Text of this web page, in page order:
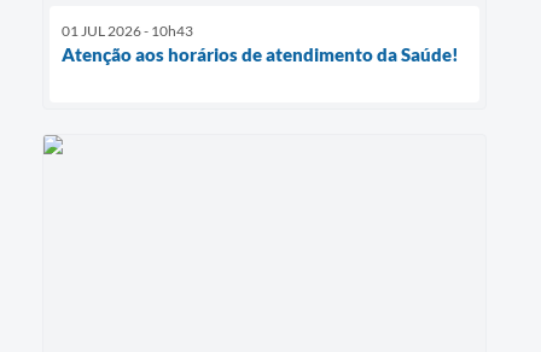
01 JUL 2026 - 10h43
Atenção aos horários de atendimento da Saúde!